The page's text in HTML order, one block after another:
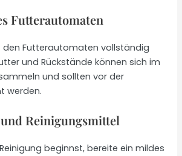
Futterautomaten
den Futterautomaten vollständig
und Rückstände können sich im
und sollten vor der
werden.
Reinigungsmittel
beginnst, bereite ein mildes